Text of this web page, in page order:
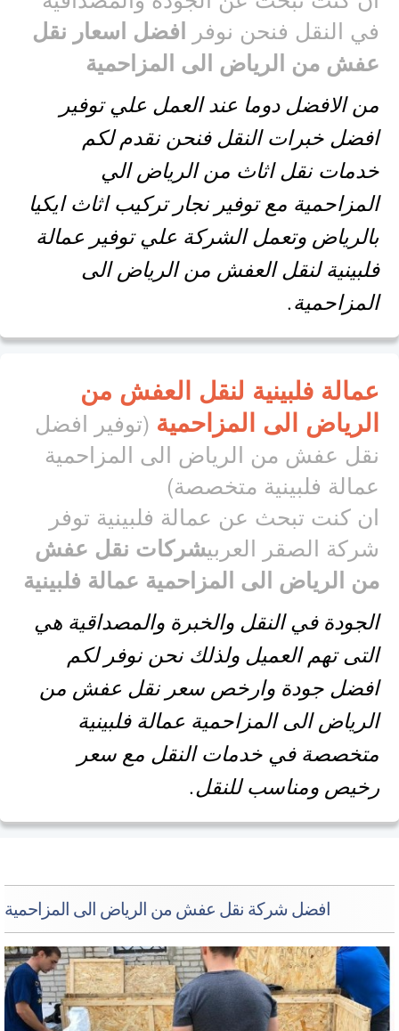
في النقل فنحن نوفرافضل اسعار نقل
عفش من الرياض الى المزاحمية
من الافضل دوما عند العمل علي توفير
افضل خبرات النقل فنحن نقدم لكم
خدمات نقل اثاث من الرياض الي
المزاحمية مع توفير نجار تركيب اثاث ايكيا
بالرياض وتعمل الشركة علي توفير عمالة
فلبينية لنقل العفش من الرياض الى
المزاحمية.
عمالة فلبينية لنقل العفش من
الرياض الى المزاحمية(توفير افضل
نقل عفش من الرياض الى المزاحمية
عمالة فلبينية متخصصة)
ان كنت تبحث عن عمالة فلبينية توفر
شركة الصقر العربي شركات نقل عفش
من الرياض الى المزاحمية عمالة فلبينية
الجودة في النقل والخبرة والمصداقية هي
التى تهم العميل ولذلك نحن نوفر لكم
افضل جودة وارخص سعر نقل عفش من
الرياض الى المزاحمية عمالة فلبينية
متخصصة في خدمات النقل مع سعر
رخيص ومناسب للنقل.
افضل شركة نقل عفش من الرياض الى المزاحمية